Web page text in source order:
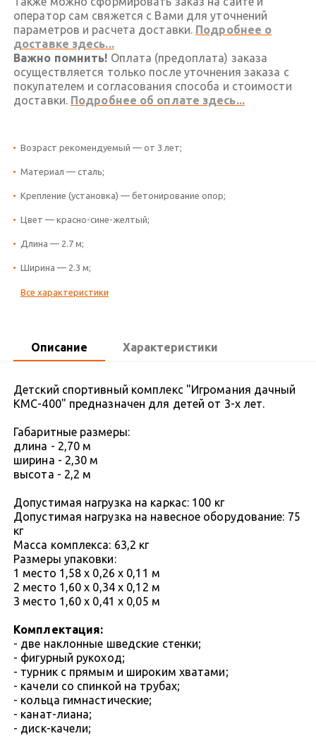
оператор сам свяжется с Вами для уточнений
параметров и расчета доставки. Подробнее о
доставке здесь...
Важно помнить! Оплата (предоплата) заказа
осуществляется только после уточнения заказа с
покупателем и согласования способа и стоимости
доставки. Подробнее об оплате здесь...
Возраст рекомендуемый — от 3 лет;
Материал — сталь;
Крепление (установка) — бетонирование опор;
Цвет — красно-сине-желтый;
Длина — 2.7 м;
Ширина — 2.3 м;
Все характеристики
Описание Характеристики
Детский спортивный комплекс "Игромания дачный
КМС-400" предназначен для детей от 3-х лет.
Габаритные размеры:
длина - 2,70 м
ширина - 2,30 м
высота - 2,2 м
Допустимая нагрузка на каркас: 100 кг
Допустимая нагрузка на навесное оборудование: 75
кг
Масса комплекса: 63,2 кг
Размеры упаковки:
1 место 1,58 х 0,26 х 0,11 м
2 место 1,60 х 0,34 х 0,12 м
3 место 1,60 х 0,41 х 0,05 м
Комплектация:
- две наклонные шведские стенки;
- фигурный рукоход;
- турник с прямым и широким хватами;
- качели со спинкой на трубах;
- кольца гимнастические;
- канат-лиана;
- диск-качели;